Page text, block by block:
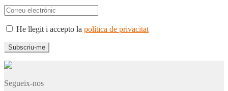
He llegit i accepto la política de privacitat
Segueix-nos